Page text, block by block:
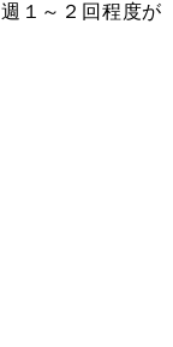
１～２回程度が